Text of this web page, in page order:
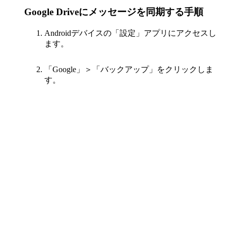
Google Driveにメッセージを同期する手順
Androidデバイスの「設定」アプリにアクセスし
ます。
「Google」＞「バックアップ」をクリックしま
す。